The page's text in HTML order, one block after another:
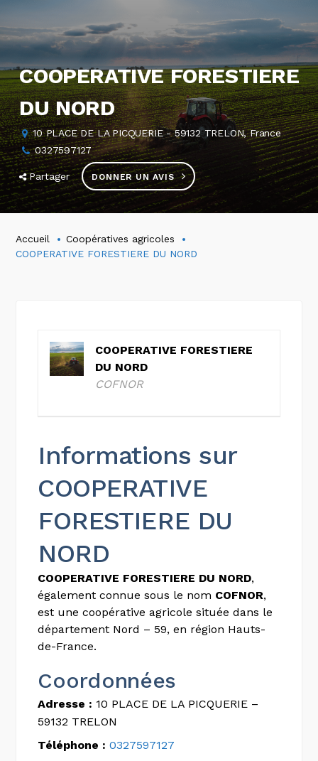
COOPERATIVE FORESTIERE
DU NORD
10 PLACE DE LA PICQUERIE - 59132 TRELON, France
0327597127
Partager DONNER UN AVIS
Accueil
Coopératives agricoles
COOPERATIVE FORESTIERE DU NORD
COOPERATIVE FORESTIERE
DU NORD
COFNOR
Informations sur
COOPERATIVE
FORESTIERE DU
NORD
COOPERATIVE FORESTIERE DU NORD,
également connue sous le nom COFNOR,
est une coopérative agricole située dans le
département Nord – 59, en région Hauts-
de-France.
Coordonnées
Adresse : 10 PLACE DE LA PICQUERIE –
59132 TRELON
Téléphone : 0327597127